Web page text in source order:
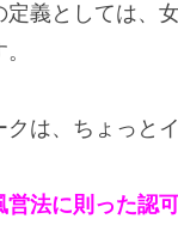
定義としては、
クは、ちょっと
営法に則った認